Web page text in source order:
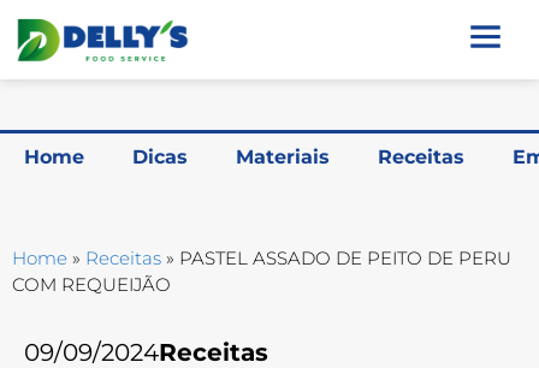
Home Dicas Materiais Receitas
Home » Receitas » PASTEL ASSADO DE PEITO DE PERU
COM REQUEIJÃO
09/09/2024Receitas